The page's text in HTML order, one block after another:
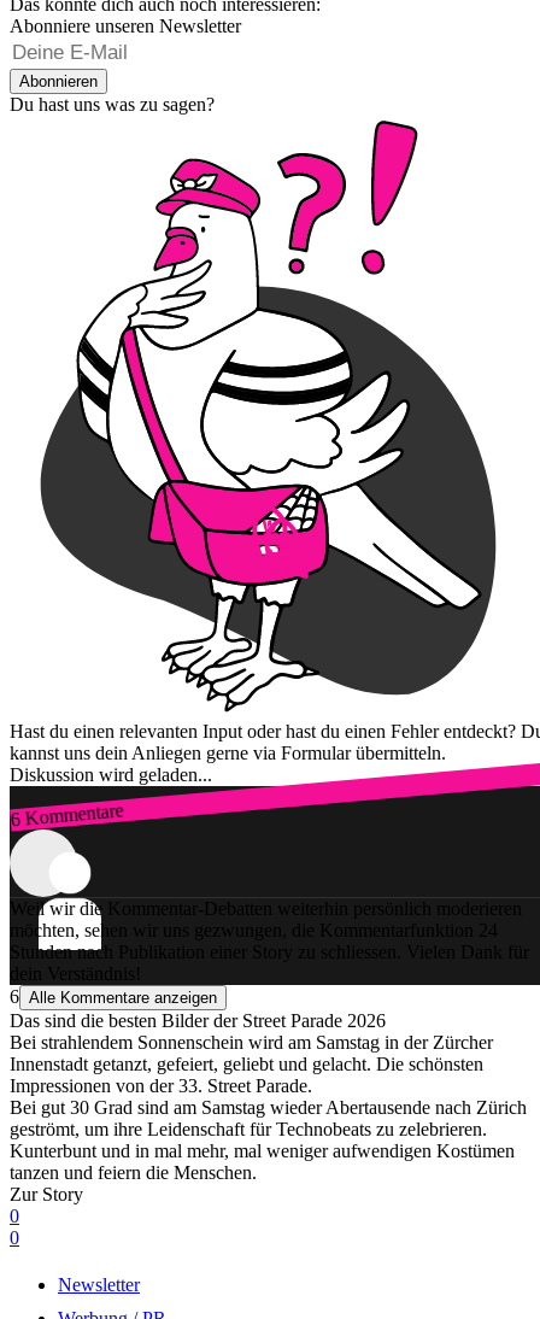
Das könnte dich auch noch interessieren:
Abonniere unseren Newsletter
Abonnieren
Du hast uns was zu sagen?
Hast du einen relevanten Input oder hast du einen Fehler entdeckt?
kannst uns dein Anliegen gerne via Formular übermitteln.
Diskussion wird geladen...
6 Kommentare
Zum Login
Weil wir die Kommentar-Debatten weiterhin persönlich moderieren
möchten, sehen wir uns gezwungen, die Kommentarfunktion 24
Stunden nach Publikation einer Story zu schliessen. Vielen Dank für
dein Verständnis!
6 Alle Kommentare anzeigen
Das sind die besten Bilder der Street Parade 2026
Bei strahlendem Sonnenschein wird am Samstag in der Zürcher
Innenstadt getanzt, gefeiert, geliebt und gelacht. Die schönsten
Impressionen von der 33. Street Parade.
Bei gut 30 Grad sind am Samstag wieder Abertausende nach Zürich
geströmt, um ihre Leidenschaft für Technobeats zu zelebrieren.
Kunterbunt und in mal mehr, mal weniger aufwendigen Kostümen
tanzen und feiern die Menschen.
Zur Story
0
0
Newsletter